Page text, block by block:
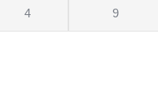
4 9